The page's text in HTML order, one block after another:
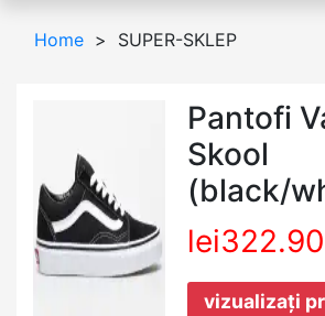
Home SUPER-SKLEP
Pantofi
Skool
(black/
lei322.90
vizualizați